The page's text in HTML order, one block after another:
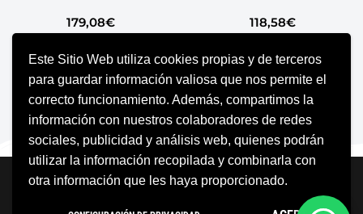
Este Sitio Web utiliza cookies propias y de terceros
para guardar información valiosa que nos permite el
correcto funcionamiento. Además, compartimos la
información con nuestros colaboradores de redes
sociales, publicidad y análisis web, quienes podrán
utilizar la información recopilada y combinarla con
otra información que les haya proporcionado.
179,08€
AÑADIR AL CARRITO
118,58€
AÑADIR AL CARRITO
Neve | Funciona gracias a WordPress
Política de cookies